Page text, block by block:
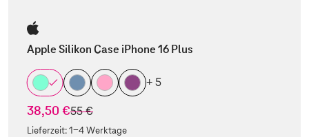
Apple Silikon Case iPhone 16 Plus
+ 5
38,50 €statt
55 €
Lieferzeit:1-4 Werktage